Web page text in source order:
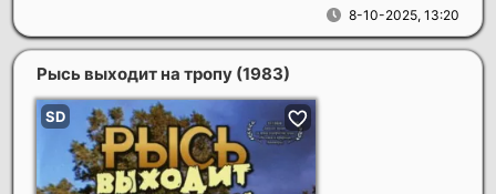
8-10-2025, 13:20
Рысь выходит на тропу (1983)